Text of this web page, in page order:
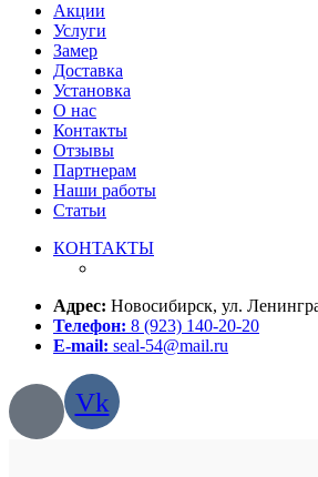
Акции
Услуги
Замер
Доставка
Установка
О нас
Контакты
Отзывы
Партнерам
Наши работы
Статьи
КОНТАКТЫ
Адрес: Новосибирск, ул.
Телефон: 8 (923) 140-20-20
E-mail: seal-54@mail.ru
Vk